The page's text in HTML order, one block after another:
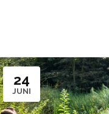
24
JUNI